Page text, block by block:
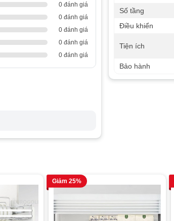
0 đánh giá
0 đánh giá
0 đánh giá
0 đánh giá
0 đánh giá
Số tầng
Điều khiển
Tiện ích
Bảo hành
Giảm 25%